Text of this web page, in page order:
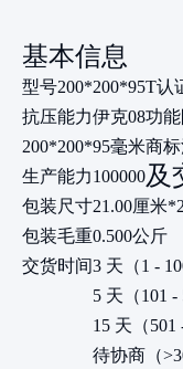
基本信息
型号200*200*95T认
抗压能力伊克08功能
200*200*95毫米商标
生产能力100000及
包装尺寸21.00厘米
包装毛重0.500公斤
交货时间3 天（1 -
5 天（101 -
15 天（501
待协商（